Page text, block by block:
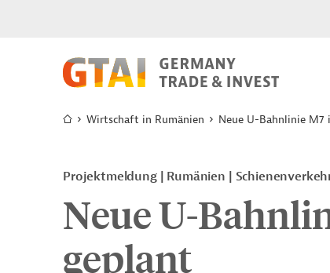
Wirtschaft in Rumänien Neue U-Bahnlinie M7
Projektmeldung Rumänien
Neue U-
geplant